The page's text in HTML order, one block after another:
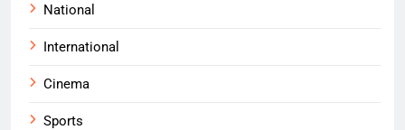
National
International
Cinema
Sports